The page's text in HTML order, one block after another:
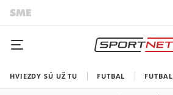
HVIEZDY SÚ UŽ TU FUTBAL